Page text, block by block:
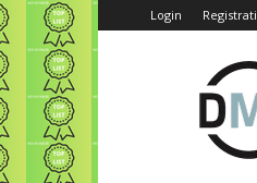
Login Registrati